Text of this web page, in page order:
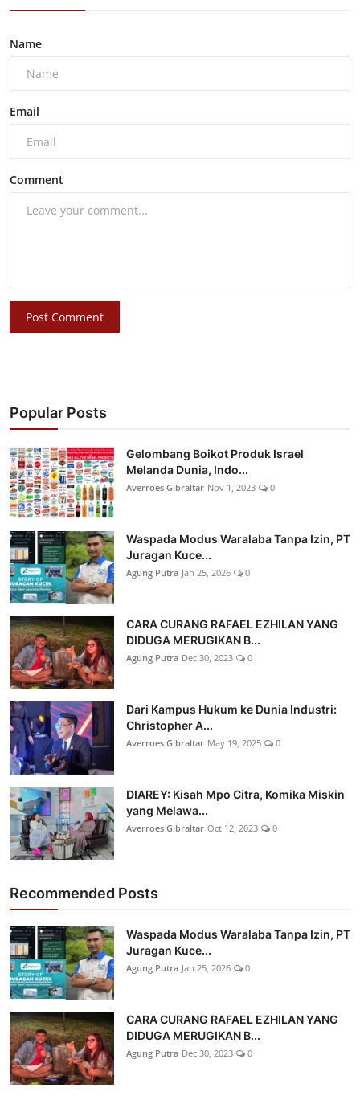
Name
Email
Comment
Post Comment
Popular Posts
Gelombang Boikot Produk Israel
Melanda Dunia, Indo...
Averroes Gibraltar Nov 1, 2023 0
Waspada Modus Waralaba Tanpa Izin, PT
Juragan Kuce...
Agung Putra Jan 25, 2026 0
CARA CURANG RAFAEL EZHILAN YANG
DIDUGA MERUGIKAN B...
Agung Putra Dec 30, 2023 0
Dari Kampus Hukum ke Dunia Industri:
Christopher A...
Averroes Gibraltar May 19, 2025 0
DIAREY: Kisah Mpo Citra, Komika Miskin
yang Melawa...
Averroes Gibraltar Oct 12, 2023 0
Recommended Posts
Waspada Modus Waralaba Tanpa Izin, PT
Juragan Kuce...
Agung Putra Jan 25, 2026 0
CARA CURANG RAFAEL EZHILAN YANG
DIDUGA MERUGIKAN B...
Agung Putra Dec 30, 2023 0